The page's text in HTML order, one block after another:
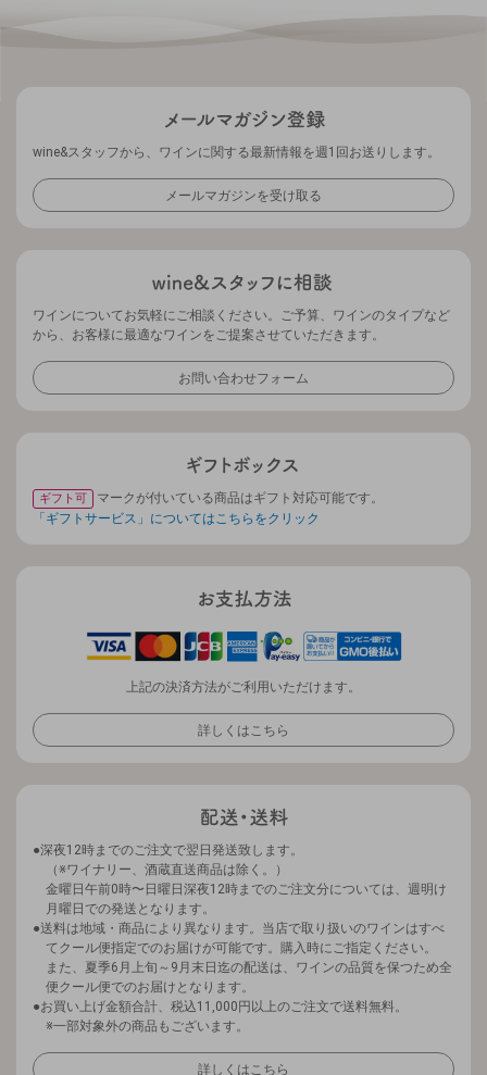
wine&スタッフから、ワインに関する最新情報を週1回お送りします。
メールマガジンを受け取る
ワインについてお気軽にご相談ください。ご予算、ワインのタイプなど
から、お客様に最適なワインをご提案させていただきます。
お問い合わせフォーム
ギフト可
マークが付いている商品はギフト対応可能です。
「ギフトサービス」についてはこちらをクリック
上記の決済方法がご利用いただけます。
詳しくはこちら
深夜12時までのご注文で翌日発送致します。
（※ワイナリー、酒蔵直送商品は除く。）
金曜日午前0時〜日曜日深夜12時までのご注文分については、週明け
月曜日での発送となります。
送料は地域・商品により異なります。当店で取り扱いのワインはすべ
てクール便指定でのお届けが可能です。購入時にご指定ください。
また、夏季6月上旬～9月末日迄の配送は、ワインの品質を保つため全
便クール便でのお届けとなります。
お買い上げ金額合計、税込11,000円以上のご注文で送料無料。
※一部対象外の商品もございます。
詳しくはこちら